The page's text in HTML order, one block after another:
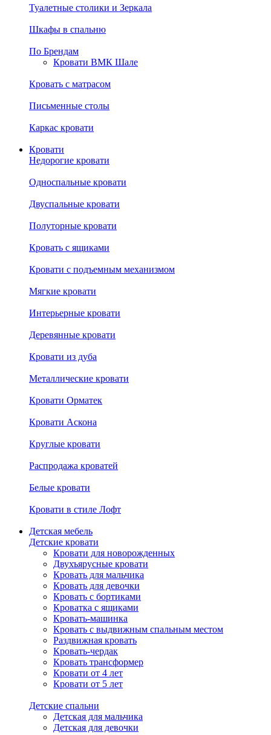
Туалетные столики и Зеркала
Шкафы в спальню
По Брендам
Кровати ВМК Шале
Кровать с матрасом
Письменные столы
Каркас кровати
Кровати
Недорогие кровати
Односпальные кровати
Двуспальные кровати
Полуторные кровати
Кровать с ящиками
Кровати с подъемным механизмом
Мягкие кровати
Интерьерные кровати
Деревянные кровати
Кровати из дуба
Металлические кровати
Кровати Орматек
Кровати Аскона
Круглые кровати
Распродажа кроватей
Белые кровати
Кровати в стиле Лофт
Детская мебель
Детские кровати
Кровати для новорожденных
Двухъярусные кровати
Кровать для мальчика
Кровать для девочки
Кровать с бортиками
Кроватка с ящиками
Кровать-машинка
Кровать с выдвижным спальным местом
Раздвижная кровать
Кровать-чердак
Кровать трансформер
Кровати от 4 лет
Кровати от 5 лет
Детские спальни
Детская для мальчика
Детская для девочки